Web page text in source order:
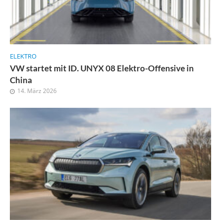
ELEKTRO
VW startet mit ID. UNYX 08 Elektro-Offensive in
China
14. März 2026